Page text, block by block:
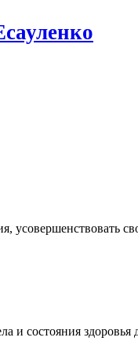
усовершенствовать
и состояния здоровья